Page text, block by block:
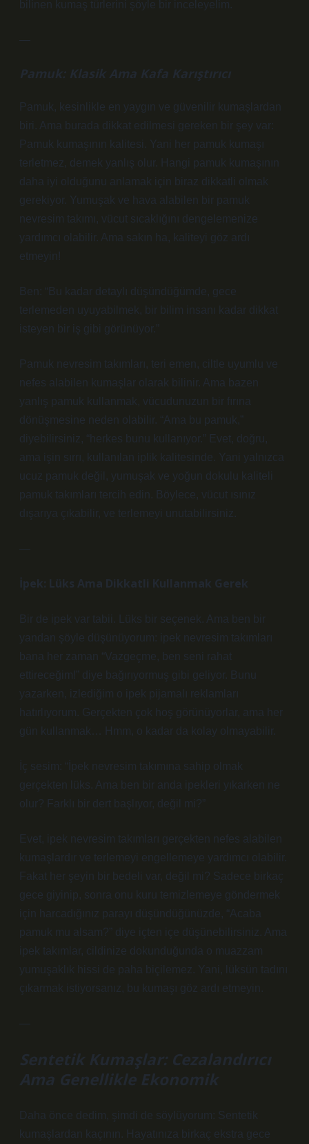
bilinen kumaş türlerini şöyle bir inceleyelim.
—
Pamuk: Klasik Ama Kafa Karıştırıcı
Pamuk, kesinlikle en yaygın ve güvenilir kumaşlardan
biri. Ama burada dikkat edilmesi gereken bir şey var:
Pamuk kumaşının kalitesi. Yani her pamuk kumaşı
terletmez, demek yanlış olur. Hangi pamuk kumaşının
daha iyi olduğunu anlamak için biraz dikkatli olmak
gerekiyor. Yumuşak ve hava alabilen bir pamuk
nevresim takımı, vücut sıcaklığını dengelemenize
yardımcı olabilir. Ama sakın ha, kaliteyi göz ardı
etmeyin!
Ben: “Bu kadar detaylı düşündüğümde, gece
terlemeden uyuyabilmek, bir bilim insanı kadar dikkat
isteyen bir iş gibi görünüyor.”
Pamuk nevresim takımları, teri emen, ciltle uyumlu ve
nefes alabilen kumaşlar olarak bilinir. Ama bazen
yanlış pamuk kullanmak, vücudunuzun bir fırına
dönüşmesine neden olabilir. “Ama bu pamuk,”
diyebilirsiniz, “herkes bunu kullanıyor.” Evet, doğru,
ama işin sırrı, kullanılan iplik kalitesinde. Yani yalnızca
ucuz pamuk değil, yumuşak ve yoğun dokulu kaliteli
pamuk takımları tercih edin. Böylece, vücut ısınız
dışarıya çıkabilir, ve terlemeyi unutabilirsiniz.
—
İpek: Lüks Ama Dikkatli Kullanmak Gerek
Bir de ipek var tabii. Lüks bir seçenek. Ama ben bir
yandan şöyle düşünüyorum: ipek nevresim takımları
bana her zaman “Vazgeçme, ben seni rahat
ettireceğim!” diye bağırıyormuş gibi geliyor. Bunu
yazarken, izlediğim o ipek pijamalı reklamları
hatırlıyorum. Gerçekten çok hoş görünüyorlar, ama her
gün kullanmak… Hmm, o kadar da kolay olmayabilir.
İç sesim: “İpek nevresim takımına sahip olmak
gerçekten lüks. Ama ben bir anda ipekleri yıkarken ne
olur? Farklı bir dert başlıyor, değil mi?”
Evet, ipek nevresim takımları gerçekten nefes alabilen
kumaşlardır ve terlemeyi engellemeye yardımcı olabilir.
Fakat her şeyin bir bedeli var, değil mi? Sadece birkaç
gece giyinip, sonra onu kuru temizlemeye göndermek
için harcadığınız parayı düşündüğünüzde, “Acaba
pamuk mu alsam?” diye içten içe düşünebilirsiniz. Ama
ipek takımlar, cildinize dokunduğunda o muazzam
yumuşaklık hissi de paha biçilemez. Yani, lüksün tadını
çıkarmak istiyorsanız, bu kumaşı göz ardı etmeyin.
—
Sentetik Kumaşlar: Cezalandırıcı
Ama Genellikle Ekonomik
Daha önce dedim, şimdi de söylüyorum: Sentetik
kumaşlardan kaçının. Hayatınıza birkaç ekstra gece